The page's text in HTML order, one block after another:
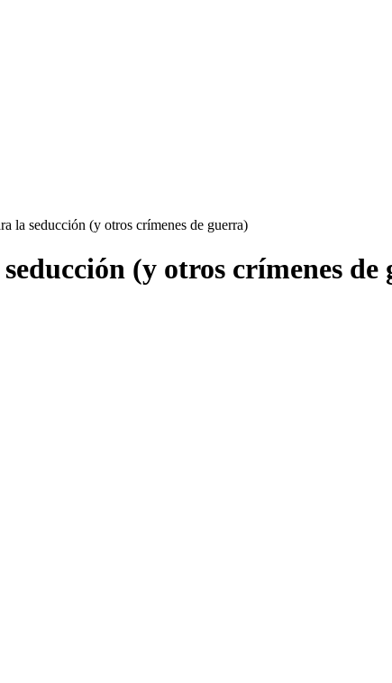
la seducción (y otros crímenes de guerra)
(y otros crímenes de